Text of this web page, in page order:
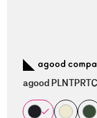
agood